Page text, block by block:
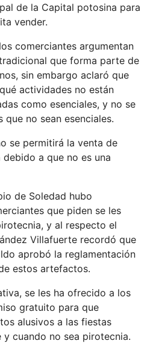
de la Capital potosina para
vender.
comerciantes argumentan
que forma parte de
sin embargo aclaró que
actividades no están
como esenciales, y no se
no sean esenciales.
se permitirá la venta de
a que no es una
de Soledad hubo
que piden se les
y al respecto el
Villafuerte recordó que
aprobó la reglamentación
estos artefactos.
se les ha ofrecido a los
gratuito para que
alusivos a las fiestas
y cuando no sea pirotecnia.